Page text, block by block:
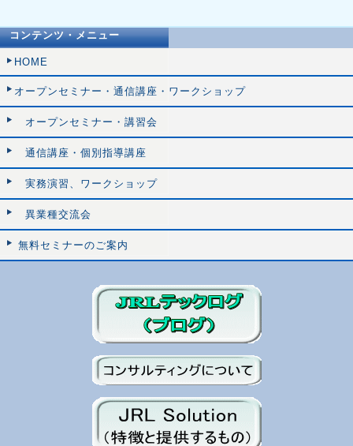
コンテンツ・メニュー
HOME
オープンセミナー・通信講座・ワークショップ
オープンセミナー・講習会
通信講座・個別指導講座
実務演習、ワークショップ
異業種交流会
無料セミナーのご案内